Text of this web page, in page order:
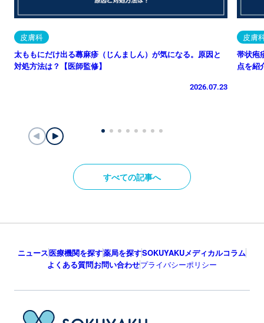
皮膚科
太ももにだけ出る蕁麻疹（じんましん）が気になる。原因と
対処方法は？【医師監修】
2026.07.23
皮膚
帯状疱
点を紹
すべての記事へ
ニュース医療機関を探す薬局を探すSOKUYAKUメディカルコラム
よくある質問お問い合わせプライバシーポリシー